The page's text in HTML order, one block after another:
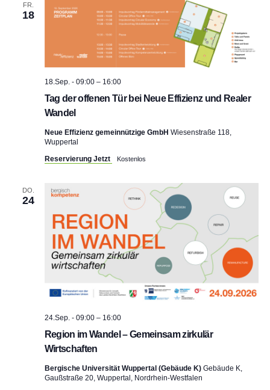
FR.
18
Tag der offenen Tür bei Neue Effizienz und Realer
Wandel
18.Sep. - 09:00– 16:00
Neue Effizienz gemeinnützige GmbH Wiesenstraße 118,
Wuppertal
Reservierung Jetzt
Kostenlos
DO.
24
Region im Wandel – Gemeinsam zirkulär
Wirtschaften
24.Sep. - 09:00– 16:00
Bergische Universität Wuppertal (Gebäude K) Gebäude K,
Gaußstraße 20, Wuppertal, Nordrhein-Westfalen